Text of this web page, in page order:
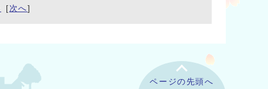
[ 次へ]
ページの先頭へ